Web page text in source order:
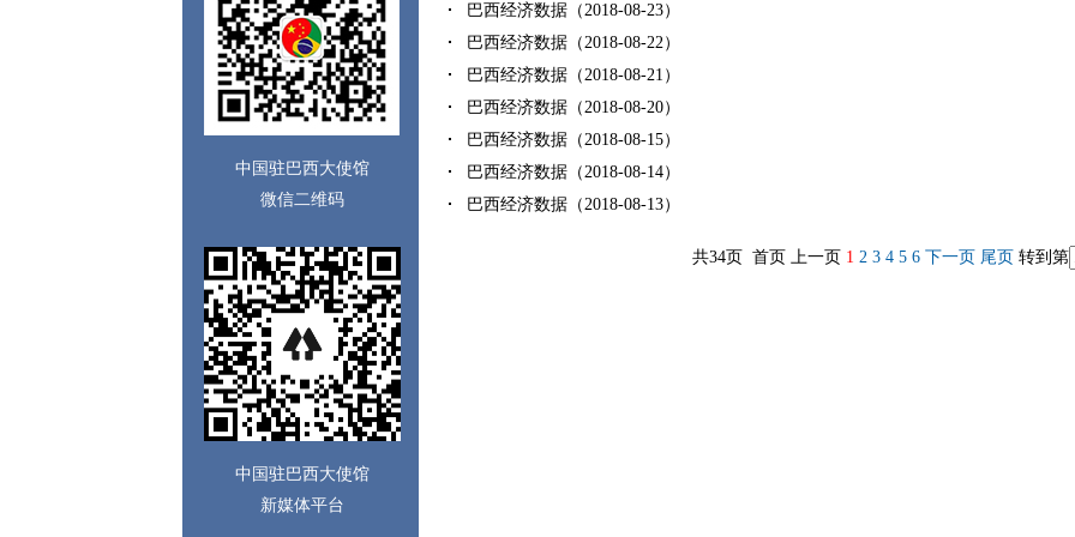
中国驻巴西大使馆
微信二维码
中国驻巴西大使馆
新媒体平台
巴西经济数据（2018-08-23）
巴西经济数据（2018-08-22）
巴西经济数据（2018-08-21）
巴西经济数据（2018-08-20）
巴西经济数据（2018-08-15）
巴西经济数据（2018-08-14）
巴西经济数据（2018-08-13）
共34页 首页 上一页 1 2 3 4 5 6 下一页 尾页 转到第